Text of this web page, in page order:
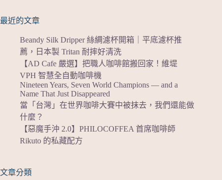
最近的文章
Beandy Silk Dripper 絲綢濾杯開箱｜平底濾杯推
薦，日本製 Tritan 耐摔好清洗
【AD Cafe 嚴選】把職人咖啡館搬回家！維堤
VPH 智慧全自動咖啡機
Nineteen Years, Seven World Champions — and a
Name That Just Disappeared
當「台灣」在世界咖啡大賽中被抹去，我們還能做
什麼？
【惡魔手沖 2.0】PHILOCOFFEA 首席咖啡師
Rikuto 的私藏配方
文章分類